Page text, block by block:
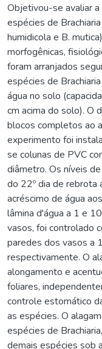
Objetivou-se avaliar
espécies de
humidicola e B.
morfogênicas,
foram arranjados
espécies de
água no solo
cm acima do solo). O
blocos completos ao
experimento foi
se colunas de PVC
diâmetro. Os níveis
do 22º dia de rebrota
acréscimo de água
lâmina d'água a 1 e
vasos, foi controlado
paredes dos vasos a
respectivamente. O
alongamento e
foliares,
controle estomático
as espécies. O
espécies de
demais espécies sob